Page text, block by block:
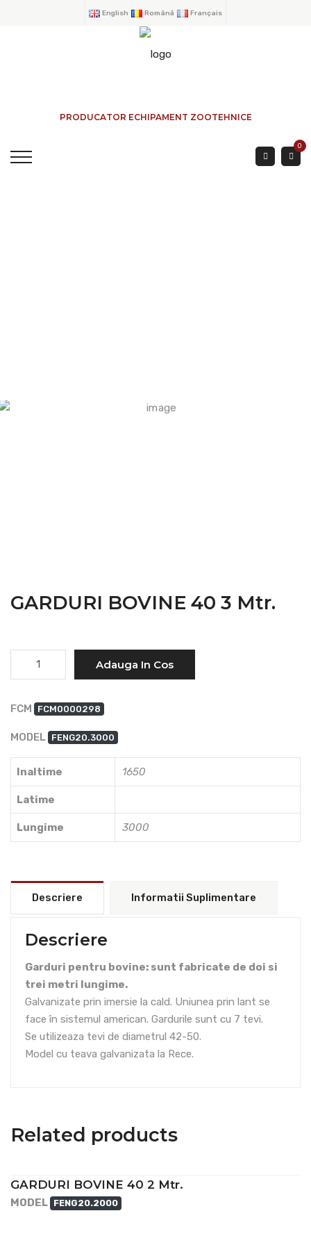
English Română Français
PRODUCATOR ECHIPAMENT ZOOTEHNICE
0
GARDURI BOVINE 40 3 Mtr.
Cantitate
Adauga In Cos
FCM FCM0000298
MODEL FENG20.3000
Inaltime 1650
Latime
Lungime 3000
Descriere Informatii Suplimentare
Descriere
Garduri pentru bovine: sunt fabricate de doi si
trei metri lungime.
Galvanizate prin imersie la cald. Uniunea prin lant se
face în sistemul american. Gardurile sunt cu 7 tevi.
Se utilizeaza tevi de diametrul 42-50.
Model cu teava galvanizata la Rece.
Related products
GARDURI BOVINE 40 2 Mtr.
MODEL FENG20.2000